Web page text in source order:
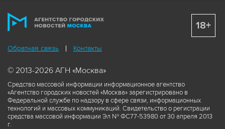
Обратная связь Контакты
© 2013-2026 АГН «Москва»
Средство массовой информации информационное агентство
«Агентство городских новостей «Москва» зарегистрировано в
Федеральной службе по надзору в сфере связи, информационных
технологий и массовых коммуникаций. Свидетельство о регистрации
средства массовой информации Эл № ФС77-53980 от 30 апреля 2013
г.
18+